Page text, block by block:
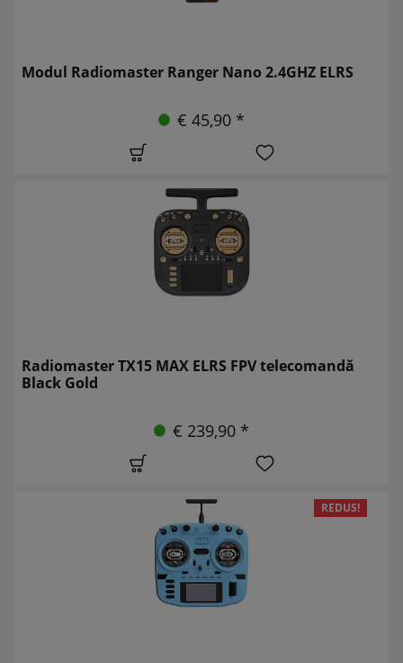
Modul Radiomaster Ranger Nano 2.4GHZ ELRS
€ 45,90 *
Radiomaster TX15 MAX ELRS FPV telecomandă
Black Gold
€ 239,90 *
REDUS!